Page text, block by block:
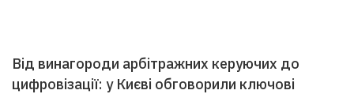
Від винагороди арбітражних керуючих до
цифровізації: у Києві обговорили ключові